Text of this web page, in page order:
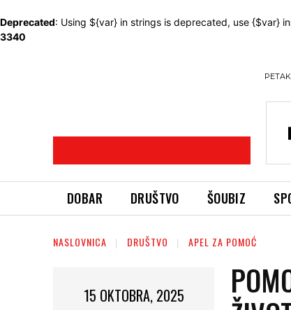
Deprecated: Using ${var} in strings is deprecated, use {$var}
3340
DOBAR DRUŠTVO ŠOUBIZ
NASLOVNICA DRUŠTVO APEL ZA POMOĆ
15 OKTOBRA, 2025